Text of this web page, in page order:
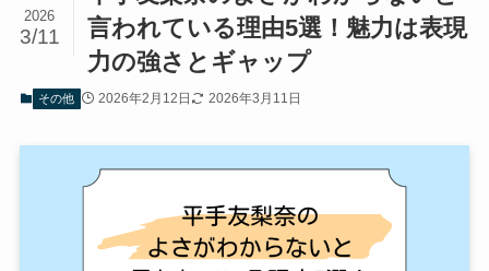
言われている理由5選！魅力は表現
力の強さとギャップ
2026
3/11
その他 2026年2月12日 2026年3月11日